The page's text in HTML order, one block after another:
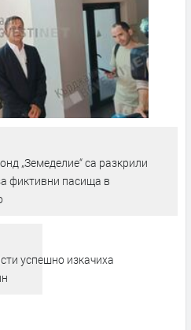
„Земеделие“ са разкрили
фиктивни пасища в